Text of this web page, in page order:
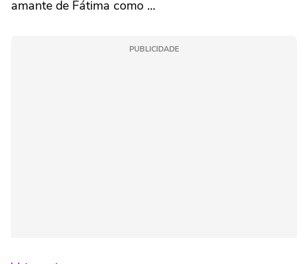
amante de Fátima como ...
PUBLICIDADE